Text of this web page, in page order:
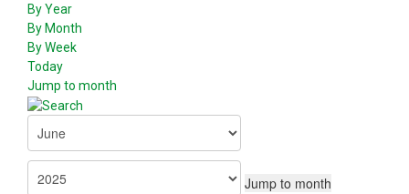
By Year
By Month
By Week
Today
Jump to month
Jump to month